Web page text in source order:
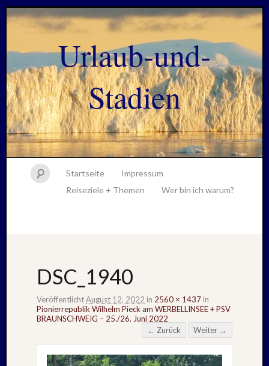
Urlaub-und-
Stadien
Startseite
Impressum
Reiseziele + Themen
Wer bin ich warum?
DSC_1940
VeröffentlichtAugust 12, 2022 in 2560 × 1437 in
Pionierrepublik Wilhelm Pieck am WERBELLINSEE + PSV
BRAUNSCHWEIG – 25./26. Juni 2022
← Zurück
Weiter →